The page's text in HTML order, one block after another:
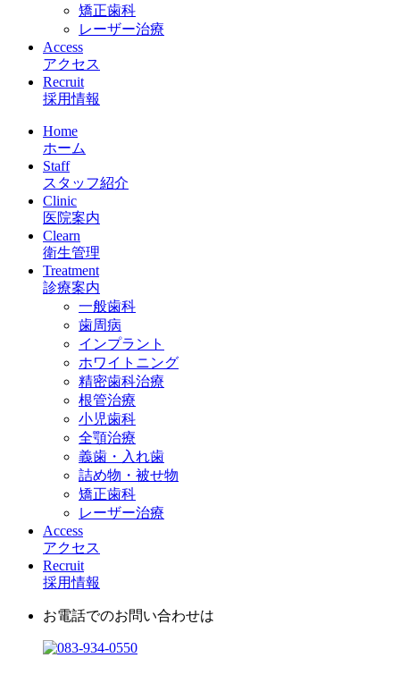
矯正歯科
レーザー治療
Access
アクセス
Recruit
採用情報
Home
ホーム
Staff
スタッフ紹介
Clinic
医院案内
Clearn
衛生管理
Treatment
診療案内
一般歯科
歯周病
インプラント
ホワイトニング
精密歯科治療
根管治療
小児歯科
全顎治療
義歯・入れ歯
詰め物・被せ物
矯正歯科
レーザー治療
Access
アクセス
Recruit
採用情報
お電話でのお問い合わせは